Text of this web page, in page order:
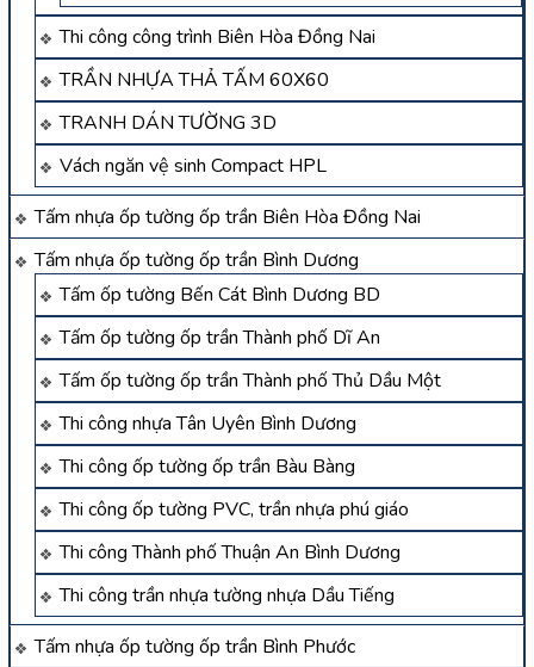
Thi công công trình Biên Hòa Đồng Nai
TRẦN NHỰA THẢ TẤM 60X60
TRANH DÁN TƯỜNG 3D
Vách ngăn vệ sinh Compact HPL
Tấm nhựa ốp tường ốp trần Biên Hòa Đồng Nai
Tấm nhựa ốp tường ốp trần Bình Dương
Tấm ốp tường Bến Cát Bình Dương BD
Tấm ốp tường ốp trần Thành phố Dĩ An
Tấm ốp tường ốp trần Thành phố Thủ Dầu Một
Thi công nhựa Tân Uyên Bình Dương
Thi công ốp tường ốp trần Bàu Bàng
Thi công ốp tường PVC, trần nhựa phú giáo
Thi công Thành phố Thuận An Bình Dương
Thi công trần nhựa tường nhựa Dầu Tiếng
Tấm nhựa ốp tường ốp trần Bình Phước